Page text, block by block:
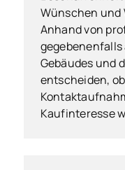
Wünschen
Anhand von
Gebäudes und
entscheiden,
Kaufinteresse